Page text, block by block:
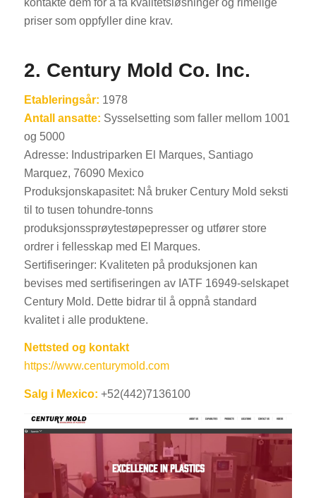
kontakte dem for å få kvalitetsløsninger og rimelige
priser som oppfyller dine krav.
2. Century Mold Co. Inc.
Etableringsår: 1978
Antall ansatte: Sysselsetting som faller mellom 1001
og 5000
Adresse: Industriparken El Marques, Santiago
Marquez, 76090 Mexico
Produksjonskapasitet: Nå bruker Century Mold seksti
til to tusen tohundre-tonns
produksjonssprøytestøpepresser og utfører store
ordrer i fellesskap med El Marques.
Sertifiseringer: Kvaliteten på produksjonen kan
bevises med sertifiseringen av IATF 16949-selskapet
Century Mold. Dette bidrar til å oppnå standard
kvalitet i alle produktene.
Nettsted og kontakt
https://www.centurymold.com
Salg i Mexico: +52(442)7136100